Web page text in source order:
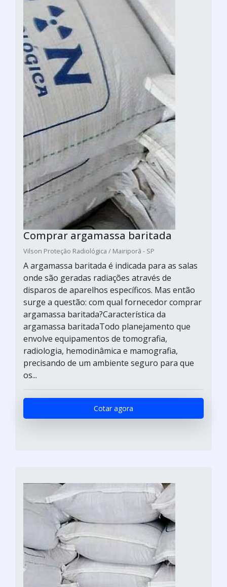
Comprar argamassa baritada
Vilson Proteção Radiológica / Mairiporã - SP
A argamassa baritada é indicada para as salas
onde são geradas radiações através de
disparos de aparelhos específicos. Mas então
surge a questão: com qual fornecedor comprar
argamassa baritada?Característica da
argamassa baritadaTodo planejamento que
envolve equipamentos de tomografia,
radiologia, hemodinâmica e mamografia,
precisando de um ambiente seguro para que
os...
Cotar agora